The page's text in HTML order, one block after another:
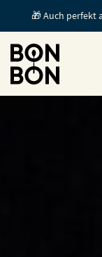
🎁 Auch perfekt